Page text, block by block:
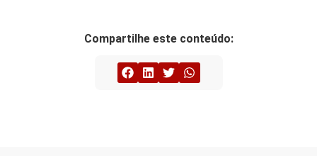
Compartilhe este conteúdo: